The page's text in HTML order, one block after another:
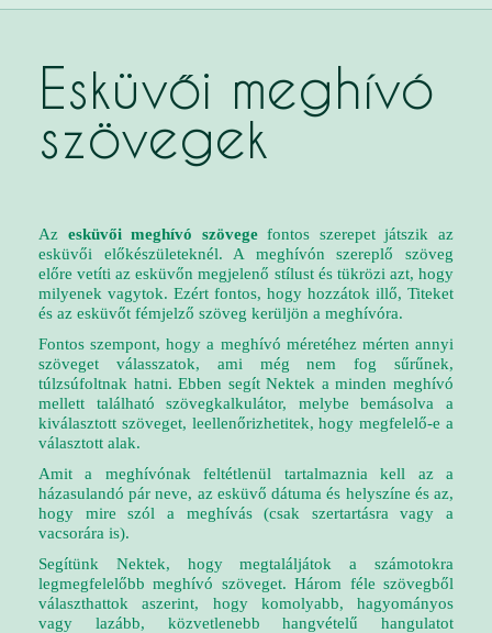
Esküvői meghívó
szövegek
Az esküvői meghívó szövegefontos szerepet játszik az
esküvői előkészületeknél. A meghívón szereplő szöveg
előre vetíti az esküvőn megjelenő stílust és tükrözi azt, hogy
milyenek vagytok. Ezért fontos, hogy hozzátok illő, Titeket
és az esküvőt fémjelző szöveg kerüljön a meghívóra.
Fontos szempont, hogy a meghívó méretéhez mérten annyi
szöveget válasszatok, ami még nem fog sűrűnek,
túlzsúfoltnak hatni. Ebben segít Nektek a minden meghívó
mellett található szövegkalkulátor, melybe bemásolva a
kiválasztott szöveget, leellenőrizhetitek, hogy megfelelő-e a
választott alak.
Amit a meghívónak feltétlenül tartalmaznia kell az a
házasulandó pár neve, az esküvő dátuma és helyszíne és az,
hogy mire szól a meghívás (csak szertartásra vagy a
vacsorára is).
Segítünk Nektek, hogy megtaláljátok a számotokra
legmegfelelőbb meghívó szöveget. Három féle szövegből
választhattok aszerint, hogy komolyabb, hagyományos
vagy lazább, közvetlenebb hangvételű hangulatot